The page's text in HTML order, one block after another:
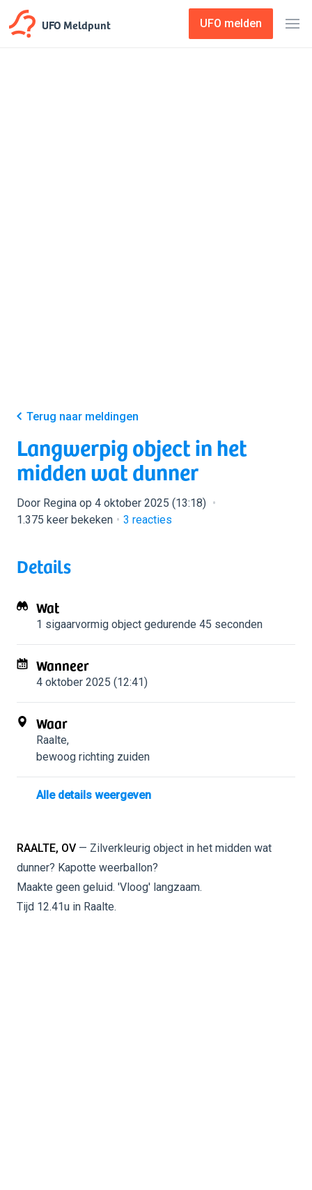
UFO Meldpunt UFO melden
Terug naar meldingen
Langwerpig object in het
midden wat dunner
Door Regina op 4 oktober 2025 (13:18)
1.375 keer bekeken
3 reacties
Details
Wat
1 sigaarvormig object gedurende 45 seconden
Wanneer
4 oktober 2025 (12:41)
Waar
Raalte,
bewoog richting zuiden
Alle details weergeven
RAALTE, OV — Zilverkleurig object in het midden wat
dunner? Kapotte weerballon?
Maakte geen geluid. 'Vloog' langzaam.
Tijd 12.41u in Raalte.